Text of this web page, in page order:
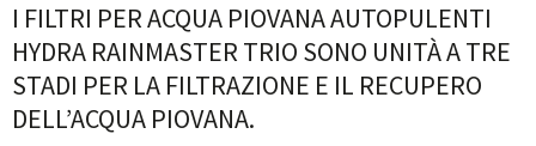
I FILTRI PER ACQUA PIOVANA AUTOPULENTI
HYDRA RAINMASTER TRIO SONO UNITÀ A TRE
STADI PER LA FILTRAZIONE E IL RECUPERO
DELL’ACQUA PIOVANA.